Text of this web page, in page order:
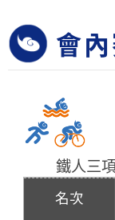
會
鐵人三